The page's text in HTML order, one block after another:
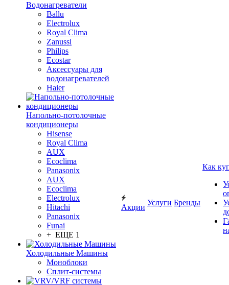
Водонагреватели
Ballu
Electrolux
Royal Clima
Zanussi
Philips
Ecostar
Аксессуары для
водонагревателей
Haier
Напольно-потолочные
кондиционеры
Hisense
Royal Clima
AUX
Ecoclima
Panasonix
AUX
Ecoclima
Electrolux
Hitachi
Panasonix
Funai
+ ЕЩЕ 1
Холодильные Машины
Моноблоки
Сплит-системы
Акции
Услуги Бренды
Как